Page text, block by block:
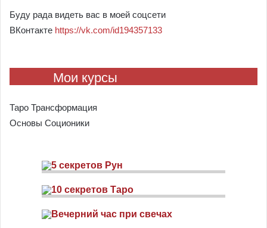
Буду рада видеть вас в моей соцсети
ВКонтакте https://vk.com/id194357133
Мои курсы
Таро Трансформация
Основы Соционики